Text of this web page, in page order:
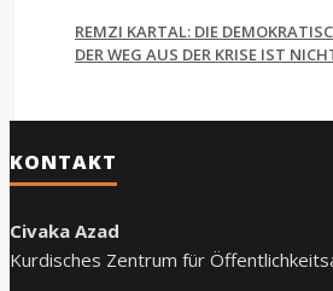
REMZI KARTAL: DIE
DER WEG AUS DER KRISE IST
KONTAKT
Civaka Azad
Kurdisches Zentrum für